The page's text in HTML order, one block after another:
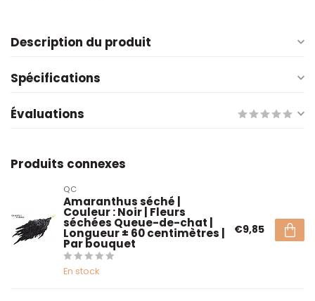
Description du produit
Spécifications
Évaluations
Produits connexes
QC
Amaranthus séché |
Couleur : Noir | Fleurs
séchées Queue-de-chat |
Longueur ± 60 centimètres |
Par bouquet
En stock
€9,85